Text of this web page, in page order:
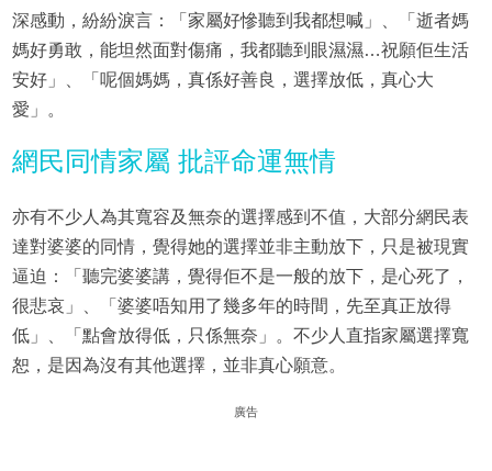
深感動，紛紛淚言：「家屬好慘聽到我都想喊」、「逝者媽
媽好勇敢，能坦然面對傷痛，我都聽到眼濕濕…祝願佢生活
安好」、「呢個媽媽，真係好善良，選擇放低，真心大
愛」。
網民同情家屬 批評命運無情
亦有不少人為其寬容及無奈的選擇感到不值，大部分網民表
達對婆婆的同情，覺得她的選擇並非主動放下，只是被現實
逼迫：「聽完婆婆講，覺得佢不是一般的放下，是心死了，
很悲哀」、「婆婆唔知用了幾多年的時間，先至真正放得
低」、「點會放得低，只係無奈」。不少人直指家屬選擇寬
恕，是因為沒有其他選擇，並非真心願意。
廣告